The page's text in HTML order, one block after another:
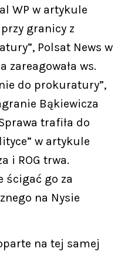
WP w artykule
granicy z
Polsat News w
zareagowała ws.
do prokuratury”,
Bąkiewicza
trafiła do
w artykule
i ROG trwa.
ścigać go za
na Nysie
na tej samej